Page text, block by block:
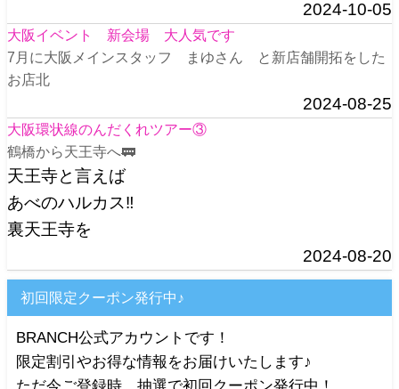
2024-10-05
大阪イベント 新会場 大人気です
7月に大阪メインスタッフ まゆさん と新店舗開拓をした
お店北
2024-08-25
大阪環状線のんだくれツアー③
鶴橋から天王寺へ🚃
天王寺と言えば
あべのハルカス‼️
裏天王寺を
2024-08-20
初回限定クーポン発行中♪
BRANCH公式アカウントです！
限定割引やお得な情報をお届けいたします♪
ただ今ご登録時、抽選で初回クーポン発行中！